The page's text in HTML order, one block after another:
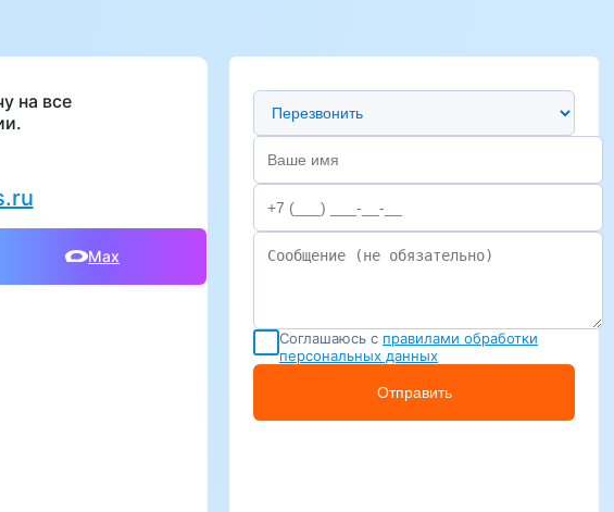
на все
Max
Предпочтительный способ связи
Соглашаюсь с правилами обработки
персональных данных
Отправить